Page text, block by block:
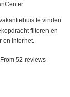
te vinden
filteren en
en internet.
52 reviews